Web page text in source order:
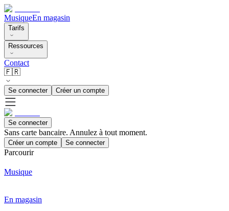
MusiqueEn magasin
Tarifs
Ressources
Contact
🇫🇷
Se connecter Créer un compte
Se connecter
Sans carte bancaire. Annulez à tout moment.
Créer un compte Se connecter
Parcourir
Musique
En magasin